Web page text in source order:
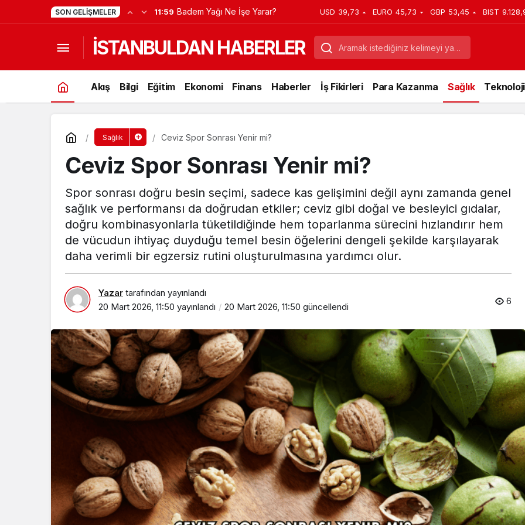
SON GELIŞMELER 11:59 Badem Yağı Ne İşe Yarar? USD 39,73 EURO 45,73 GBP 53,45 BIST
İSTANBULDAN HABERLER
Akış Bilgi Eğitim Ekonomi Finans Haberler İş Fikirleri Para Kazanma Sağlık Teknoloji
Sağlık Ceviz Spor Sonrası Yenir mi?
Ceviz Spor Sonrası Yenir mi?
Spor sonrası doğru besin seçimi, sadece kas gelişimini değil aynı zamanda genel
sağlık ve performansı da doğrudan etkiler; ceviz gibi doğal ve besleyici gıdalar,
doğru kombinasyonlarla tüketildiğinde hem toparlanma sürecini hızlandırır hem
de vücudun ihtiyaç duyduğu temel besin öğelerini dengeli şekilde karşılayarak
daha verimli bir egzersiz rutini oluşturulmasına yardımcı olur.
Yazar tarafından yayınlandı
20 Mart 2026, 11:50 yayınlandı 20 Mart 2026, 11:50 güncellendi 6